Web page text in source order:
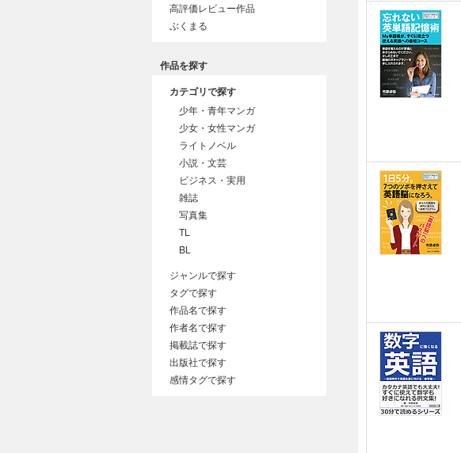
高評価レビュー作品
ぶくまる
作品を探す
カテゴリで探す
少年・青年マンガ
少女・女性マンガ
ライトノベル
小説・文芸
ビジネス・実用
雑誌
写真集
TL
BL
ジャンルで探す
タグで探す
作品名で探す
作者名で探す
掲載誌で探す
出版社で探す
感情タグで探す